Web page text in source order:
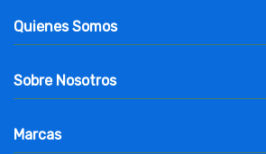
Quienes Somos
Sobre Nosotros
Marcas